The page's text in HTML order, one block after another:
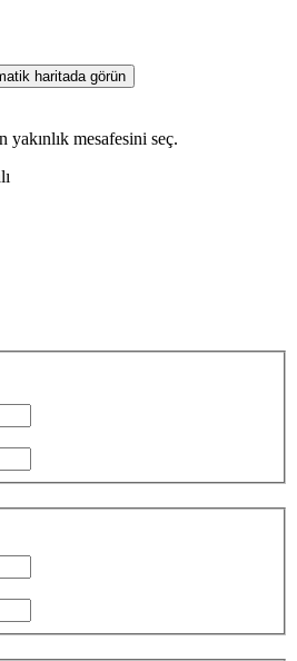
haritada görün
mesafesini seç.